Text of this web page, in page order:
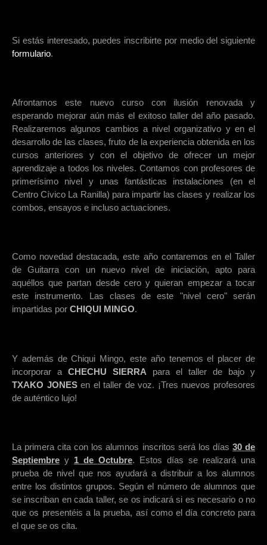
Si estás interesado, puedes inscribirte por medio del siguiente
formulario.
Afrontamos este nuevo curso con ilusión renovada y
esperando mejorar aún más el exitoso taller del año pasado.
Realizaremos algunos cambios a nivel organizativo y en el
desarrollo de las clases, fruto de la experiencia obtenida en los
cursos anteriores y con el objetivo de ofrecer un mejor
aprendizaje a todos los niveles. Contamos con profesores de
primerísimo nivel y unas fantásticas instalaciones (en el
Centro Cívico La Ranilla) para impartir las clases y realizar los
combos, ensayos e incluso actuaciones.
Como novedad destacada, este año contaremos en el Taller
de Guitarra con un nuevo nivel de iniciación, apto para
aquéllos que partan desde cero y quieran empezar a tocar
este instrumento. Las clases de este "nivel cero" serán
impartidas por CHIQUI MINGO.
Y además de Chiqui Mingo, este año tenemos el placer de
incorporar a CHECHU SIERRA para el taller de bajo y
TXAKO JONESen el taller de voz. ¡Tres nuevos profesores
de auténtico lujo!
La primera cita con los alumnos inscritos será los días 30 de
Septiembre y 1 de Octubre. Estos días se realizará una
prueba de nivel que nos ayudará a distribuir a los alumnos
entre los distintos grupos. Según el número de alumnos que
se inscriban en cada taller, se os indicará si es necesario o no
que os presentéis a la prueba, así como el día concreto para
el que se os cita.